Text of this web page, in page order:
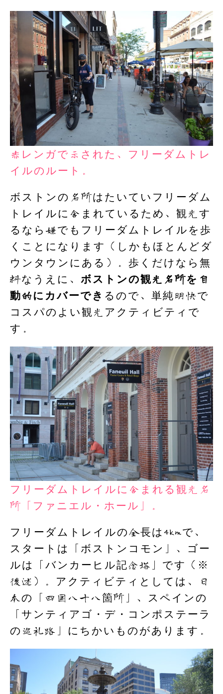
赤レンガで示された、フリーダムトレ
イルのルート。
ボストンの名所はたいていフリーダム
トレイルに含まれているため、観光す
るなら嫌でもフリーダムトレイルを歩
くことになります（しかもほとんどダ
ウンタウンにある）。歩くだけなら無
料なうえに、 ボストンの観光名所を自
動的にカバーでき るので、単純明快で
コスパのよい観光アクティビティで
す。
フリーダムトレイルに含まれる観光名
所「ファニエル・ホール」。
フリーダムトレイルの全長は4kmで、
スタートは「ボストンコモン」、ゴー
ルは「バンカーヒル記念塔」です（※
後述）。アクティビティとしては、日
本の「四国八十八箇所」、スペインの
「サンティアゴ・デ・コンポステーラ
の巡礼路」にちかいものがあります。